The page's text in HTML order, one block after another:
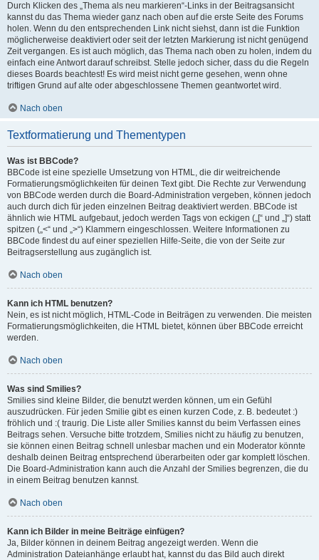
Durch Klicken des „Thema als neu markieren“-Links in der Beitragsansicht
kannst du das Thema wieder ganz nach oben auf die erste Seite des Forums
holen. Wenn du den entsprechenden Link nicht siehst, dann ist die Funktion
möglicherweise deaktiviert oder seit der letzten Markierung ist nicht genügend
Zeit vergangen. Es ist auch möglich, das Thema nach oben zu holen, indem du
einfach eine Antwort darauf schreibst. Stelle jedoch sicher, dass du die Regeln
dieses Boards beachtest! Es wird meist nicht gerne gesehen, wenn ohne
triftigen Grund auf alte oder abgeschlossene Themen geantwortet wird.
Nach oben
Textformatierung und Thementypen
Was ist BBCode?
BBCode ist eine spezielle Umsetzung von HTML, die dir weitreichende
Formatierungsmöglichkeiten für deinen Text gibt. Die Rechte zur Verwendung
von BBCode werden durch die Board-Administration vergeben, können jedoch
auch durch dich für jeden einzelnen Beitrag deaktiviert werden. BBCode ist
ähnlich wie HTML aufgebaut, jedoch werden Tags von eckigen („[“ und „]“) statt
spitzen („<“ und „>“) Klammern eingeschlossen. Weitere Informationen zu
BBCode findest du auf einer speziellen Hilfe-Seite, die von der Seite zur
Beitragserstellung aus zugänglich ist.
Nach oben
Kann ich HTML benutzen?
Nein, es ist nicht möglich, HTML-Code in Beiträgen zu verwenden. Die meisten
Formatierungsmöglichkeiten, die HTML bietet, können über BBCode erreicht
werden.
Nach oben
Was sind Smilies?
Smilies sind kleine Bilder, die benutzt werden können, um ein Gefühl
auszudrücken. Für jeden Smilie gibt es einen kurzen Code, z. B. bedeutet :)
fröhlich und :( traurig. Die Liste aller Smilies kannst du beim Verfassen eines
Beitrags sehen. Versuche bitte trotzdem, Smilies nicht zu häufig zu benutzen,
sie können einen Beitrag schnell unlesbar machen und ein Moderator könnte
deshalb deinen Beitrag entsprechend überarbeiten oder gar komplett löschen.
Die Board-Administration kann auch die Anzahl der Smilies begrenzen, die du
in einem Beitrag benutzen kannst.
Nach oben
Kann ich Bilder in meine Beiträge einfügen?
Ja, Bilder können in deinem Beitrag angezeigt werden. Wenn die
Administration Dateianhänge erlaubt hat, kannst du das Bild auch direkt